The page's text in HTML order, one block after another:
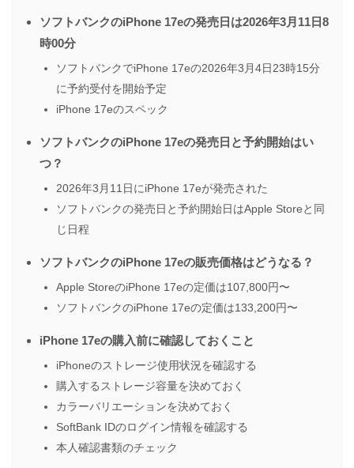
ソフトバンクのiPhone 17eの発売日は2026年3月11日8
時00分
ソフトバンクでiPhone 17eの2026年3月4日23時15分
に予約受付を開始予定
iPhone 17eのスペック
ソフトバンクのiPhone 17eの発売日と予約開始はい
つ？
2026年3月11日にiPhone 17eが発売された
ソフトバンクの発売日と予約開始日はApple Storeと同
じ日程
ソフトバンクのiPhone 17eの販売価格はどうなる？
Apple StoreのiPhone 17eの定価は107,800円〜
ソフトバンクのiPhone 17eの定価は133,200円〜
iPhone 17eの購入前に確認しておくこと
iPhoneのストレージ使用状況を確認する
購入するストレージ容量を決めておく
カラーバリエーションを決めておく
SoftBank IDのログイン情報を確認する
本人確認書類のチェック